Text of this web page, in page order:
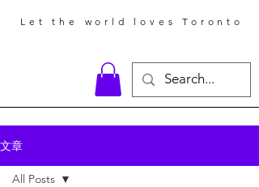
Let the world loves Toronto
文章
All Posts